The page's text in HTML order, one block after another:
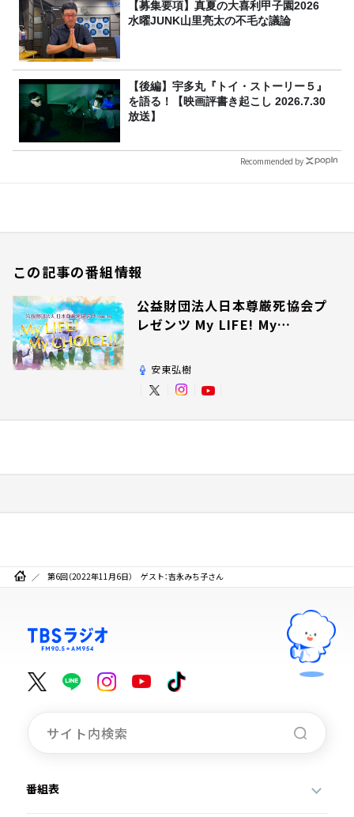
【募集要項】真夏の大喜利甲子園2026
水曜JUNK山里亮太の不毛な議論
【後編】宇多丸『トイ・ストーリー５』
を語る！【映画評書き起こし 2026.7.30
放送】
Recommended by
この記事の番組情報
公益財団法人日本尊厳死協会プ
レゼンツ My LIFE! My
安東弘樹
第6回（2022年11月6日） ゲスト：吉永みち子さん
番組表